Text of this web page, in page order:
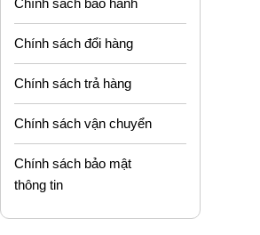
Chính sách đổi hàng
Chính sách trả hàng
Chính sách vận chuyển
Chính sách bảo mật
thông tin